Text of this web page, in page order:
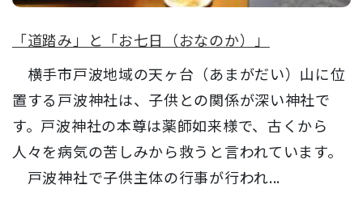
「道踏み」と「お七日（おなのか）」
横手市戸波地域の天ヶ台（あまがだい）山に位
置する戸波神社は、子供との関係が深い神社で
す。戸波神社の本尊は薬師如来様で、古くから
人々を病気の苦しみから救うと言われています。
戸波神社で子供主体の行事が行われ...